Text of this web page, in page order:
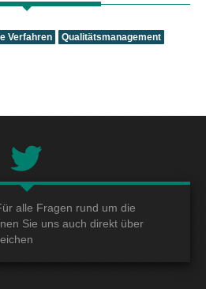
Verfahren
Qualitätsmanagement
alle Fragen rund um die
Sie uns auch direkt über